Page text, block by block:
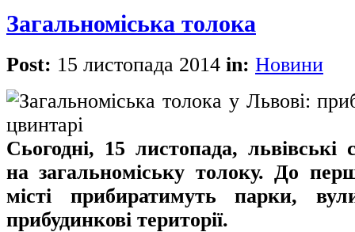
Загальноміська толока
Post: 15 листопада 2014 in: Новини
Сьогодні, 15 листопада,
на загальноміську толоку. До
місті прибиратимуть парки,
прибудинкові території.